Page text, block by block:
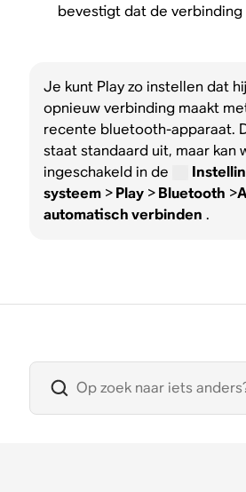
bevestigt dat de verbinding
Je kunt Play zo instellen dat
opnieuw verbinding maakt
recente bluetooth-apparaat.
staat standaard uit, maar kan
ingeschakeld in de
systeem >Play >Bluetooth >
automatisch verbinden .